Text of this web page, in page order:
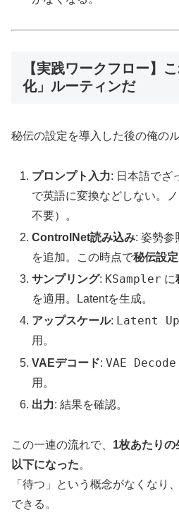
【実践ワークフロー】
化」ルーティンだ
秘伝の設定を導入した後の俺の
プロンプト入力: 日本語でざ
で英語に変換などしない。
不要）。
ControlNet読み込み: 姿勢参
を追加。この時点で秘伝設定
サンプリング: KSampler に
を適用。Latentを生成。
アップスケール: Latent
用。
VAEデコード:VAE Decode
用。
出力: 結果を確認。
この一連の流れで、 1枚あたり
以下になった。
「待つ」という概念がなくなり
できる。